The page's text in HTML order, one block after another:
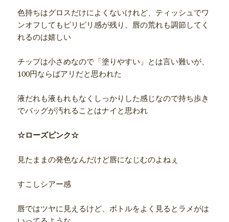
色持ちはグロスだけによくないけれど、ティッシュでワ
ンオフしてもピリピリ感が残り、唇の荒れも調節してく
れるのは嬉しい
チップは小さめなので「塗りやすい」とは言い難いが、
100円ならばアリだと思われた
液だれも液もれもなくしっかりした感じなので持ち歩き
でバッグが汚れることはナイと思われ
☆ローズピンク☆
見たままの発色なんだけど唇になじむのよねぇ
すこしシアー感
唇ではツヤに見えるけど、ボトルをよく見るとラメがは